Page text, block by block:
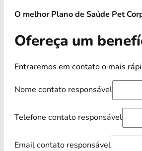
O melhor Plano de Saúde Pet
Ofereça um
Entraremos em contato o mais
Nome contato responsável
Telefone contato responsável
Email contato responsável